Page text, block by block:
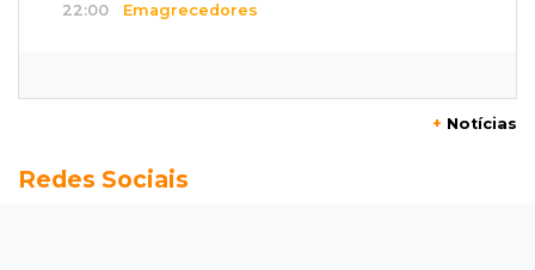
22:00 Emagrecedores
Granizo danifica telhados e plantações
+ Notícias
Redes Sociais